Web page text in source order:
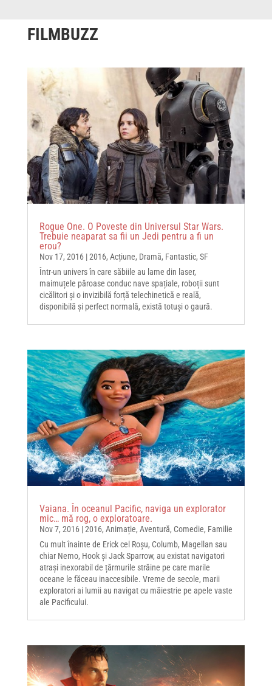
FILMBUZZ
Rogue One. O Poveste din Universul Star Wars.
Trebuie neaparat sa fii un Jedi pentru a fi un
erou?
Nov 17, 2016|2016, Acțiune, Dramă, Fantastic, SF
Într-un univers în care săbiile au lame din laser,
maimuțele păroase conduc nave spațiale, roboții sunt
cicălitori și o invizibilă forță telechinetică e reală,
disponibilă și perfect normală, există totuși o gaură.
Vaiana. În oceanul Pacific, naviga un explorator
mic… mă rog, o exploratoare.
Nov 7, 2016|2016, Animație, Aventură, Comedie, Familie
Cu mult înainte de Erick cel Roșu, Columb, Magellan sau
chiar Nemo, Hook și Jack Sparrow, au existat navigatori
atrași inexorabil de țărmurile străine pe care marile
oceane le făceau inaccesibile. Vreme de secole, marii
exploratori ai lumii au navigat cu măiestrie pe apele vaste
ale Pacificului.